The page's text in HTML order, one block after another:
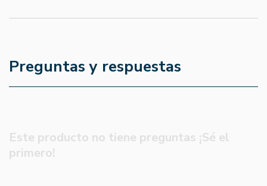
Preguntas y respuestas
Este producto no tiene preguntas ¡Sé el
primero!